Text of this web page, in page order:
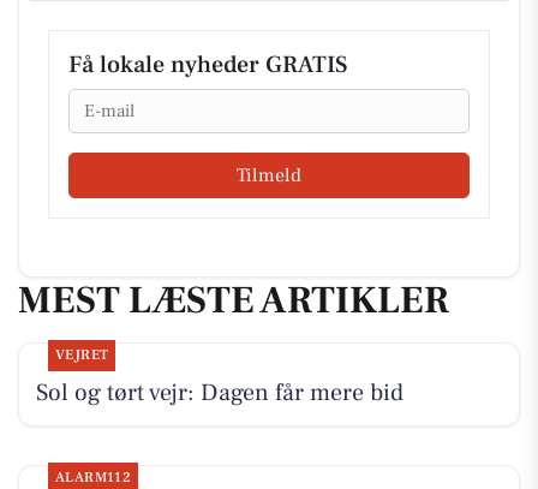
Få lokale nyheder GRATIS
Email
Tilmeld
MEST LÆSTE ARTIKLER
VEJRET
Sol og tørt vejr: Dagen får mere bid
ALARM112